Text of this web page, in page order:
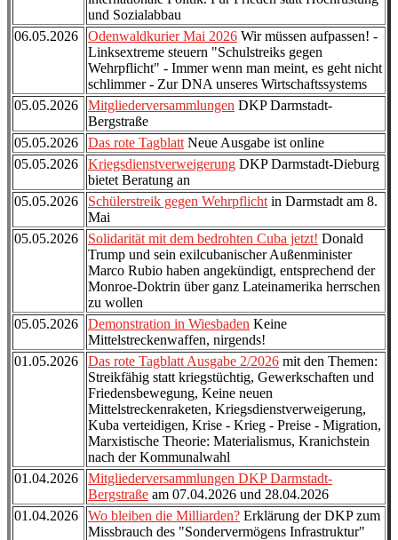
und Sozialabbau
06.05.2026
Odenwaldkurier Mai 2026 Wir müssen aufpassen! -
Linksextreme steuern "Schulstreiks gegen
Wehrpflicht" - Immer wenn man meint, es geht nicht
schlimmer - Zur DNA unseres Wirtschaftssystems
05.05.2026
Mitgliederversammlungen DKP Darmstadt-
Bergstraße
05.05.2026
Das rote Tagblatt Neue Ausgabe ist online
05.05.2026
Kriegsdienstverweigerung DKP Darmstadt-Dieburg
bietet Beratung an
05.05.2026
Schülerstreik gegen Wehrpflicht in Darmstadt am 8.
Mai
05.05.2026
Solidarität mit dem bedrohten Cuba jetzt! Donald
Trump und sein exilcubanischer Außenminister
Marco Rubio haben angekündigt, entsprechend der
Monroe-Doktrin über ganz Lateinamerika herrschen
zu wollen
05.05.2026
Demonstration in Wiesbaden Keine
Mittelstreckenwaffen, nirgends!
01.05.2026
Das rote Tagblatt Ausgabe 2/2026 mit den Themen:
Streikfähig statt kriegstüchtig, Gewerkschaften und
Friedensbewegung, Keine neuen
Mittelstreckenraketen, Kriegsdienstverweigerung,
Kuba verteidigen, Krise - Krieg - Preise - Migration,
Marxistische Theorie: Materialismus, Kranichstein
nach der Kommunalwahl
01.04.2026
Mitgliederversammlungen DKP Darmstadt-
Bergstraße am 07.04.2026 und 28.04.2026
01.04.2026
Wo bleiben die Milliarden? Erklärung der DKP zum
Missbrauch des "Sondervermögens Infrastruktur"